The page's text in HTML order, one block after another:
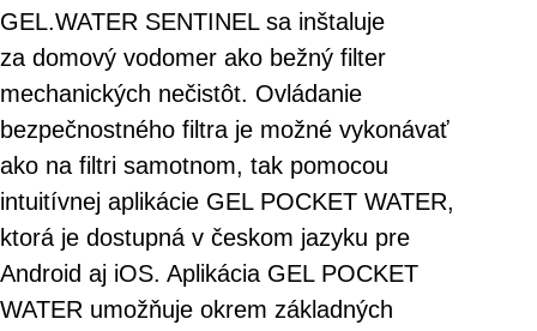
GEL.WATER SENTINEL sa inštaluje
za domový vodomer ako bežný filter
mechanických nečistôt. Ovládanie
bezpečnostného filtra je možné vykonávať
ako na filtri samotnom, tak pomocou
intuitívnej aplikácie GEL POCKET WATER,
ktorá je dostupná v českom jazyku pre
Android aj iOS. Aplikácia GEL POCKET
WATER umožňuje okrem základných